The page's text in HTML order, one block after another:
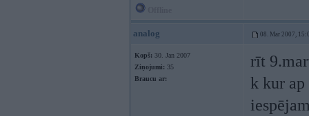
analog 08. Mar 2007,
Kopš: 30. Jan 2007
Ziņojumi: 35
Braucu ar:
rīt
k kur